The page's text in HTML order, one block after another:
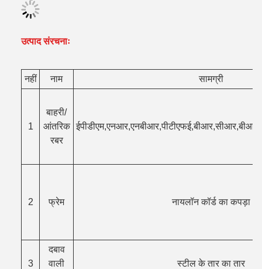
उत्पाद संरचनाः
नहीं नाम सामग्री
1
बाहरी/
आंतरिक
रबर
2 फ्रेम नायलॉन कॉर्ड का कपड़ा
3
दबाव
वाली
स्टील के तार का तार